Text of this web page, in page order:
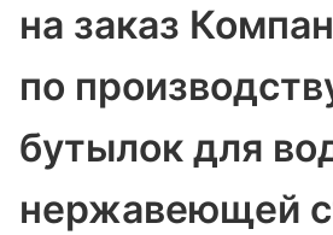
на заказ
по
бутылок для
нержавеющей